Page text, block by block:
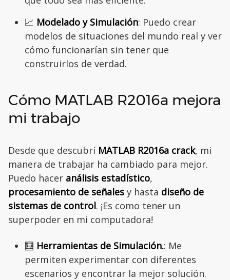
📈 Modelado y Simulación: Puedo crear
modelos de situaciones del mundo real y ver
cómo funcionarían sin tener que
construirlos de verdad.
Cómo MATLAB R2016a mejora
mi trabajo
Desde que descubrí MATLAB R2016a crack, mi
manera de trabajar ha cambiado para mejor.
Puedo hacer análisis estadístico,
procesamiento de señales y hasta diseño de
sistemas de control. ¡Es como tener un
superpoder en mi computadora!
🧮 Herramientas de Simulación.: Me
permiten experimentar con diferentes
escenarios y encontrar la mejor solución.